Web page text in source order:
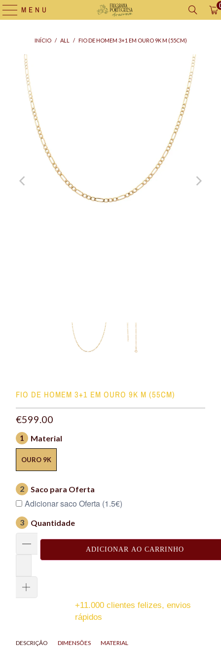
MENU
INÍCIO / ALL / FIO DE HOMEM 3+1 EM OURO 9K M (55CM)
FIO DE HOMEM 3+1 EM OURO 9K M (55CM)
€599.00
1 Material
OURO 9K
2 Saco para Oferta
Saco
para
Oferta
Adicionar saco Oferta (1.5€)
3 Quantidade
ADICIONAR AO CARRINHO
+11.000 clientes felizes, envios
rápidos
DESCRIÇÃO DIMENSÕES MATERIAL